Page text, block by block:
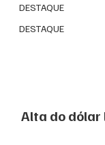
DESTAQUE
DESTAQUE
Alta do dólar